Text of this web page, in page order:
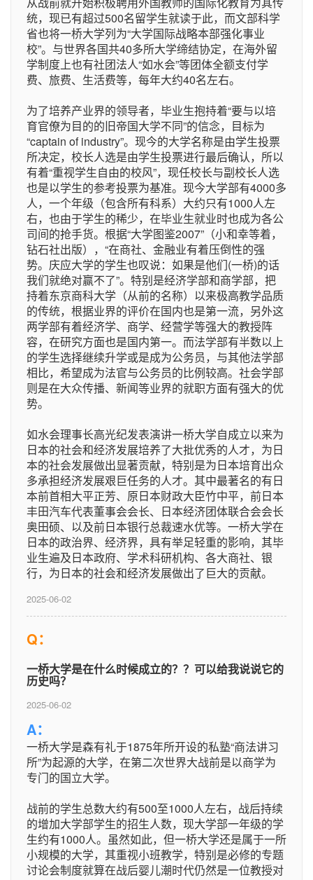
统，现已有超过500名留学生就读于此，而文部科学
省也将一桥大学列为“大学国际战略本部强化事业
校”。与世界各国共40多所大学缔结协定，在海外留
学制度上也有社团法人“如水会”等团体全额支付学
费、旅费、生活费等，每年大约40名左右。
为了培养产业界的领导者，毕业生抱持着“要与以培
育官僚为目的的旧帝国大学不同”的信念，目标为
“captain of industry”。现今的大学名称是由学生投票
所决定，校长人选是由学生投票进行最后确认，所以
有着“重视学生自由的校风”，现任校长与副校长人选
也是以学生的参考投票为基准。现今大学部有4000多
人，一个年级（包含所有科系）大约只有1000人左
右，也由于学生的稀少，在毕业生就业时也成为各公
司间的抢手货。根据“大学图鉴2007”（小和幸等着，
钻石社出版），“在商社、金融业有着压倒性的强
势。庆应大学的学生也叹说：如果是他们(一桥)的话
我们就绝对赢不了”。特别是经济学部和商学部，把
持着东京商科大学（从前的名称）以来极高教学品质
的传统，根据业界的评价在国内也是第一流，另外这
两学部有着经济学、商学、经营学等强大的教授阵
容，在研究方面也是国内第一。而法学部有半数以上
的学生选择继续升学或是成为公务员，与其他法学部
相比，希望成为法官与公务员的比例较高。社会学部
则是在大众传播、新闻等业界的就职方面有强大的优
势。
如水会理事长高光纪发表演讲一桥大学自成立以来为
日本的社会和经济发展培养了大批优秀的人才，为日
本的社会发展做出显著贡献，特别是为日本培育出众
多承担经济发展艰巨任务的人才。其中最著名的有日
本前首相大平正芳、原日本财政大臣竹中平，前日本
丰田汽车代表董事会会长、日本经济团体联合会会长
奥田硕、以及前日本银行总裁速水优等。一桥大学在
日本的政治界、经济界，具有举足轻重的影响，其毕
业生遍及日本政府、学术科研机构、各大商社、银
行，为日本的社会和经济发展做出了巨大的贡献。
2025-06-02
Q：
一桥大学是在什么时候成立的？？可以给我说说它的
历史吗？
2025-06-02
A：
一桥大学是森有礼于1875年所开设的私塾“商法讲习
所”为起源的大学，在第二次世界大战前是以商学为
专门的国立大学。
战前的学生总数大约有500至1000人左右，战后持续
的增加大学部学生的招生人数，现大学部一年级的学
生约有1000人。虽然如此，但一桥大学还是属于一所
小规模的大学，其重视小班教学，特别是必修的专题
讨论会制度就算在战后婴儿潮时代仍然是一位教授对